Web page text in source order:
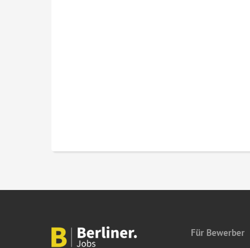
Für Bewerber